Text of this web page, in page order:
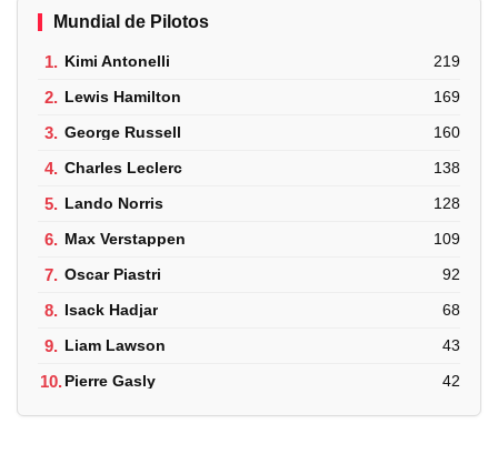
Mundial de Pilotos
1. Kimi Antonelli 219
2. Lewis Hamilton 169
3. George Russell 160
4. Charles Leclerc 138
5. Lando Norris 128
6. Max Verstappen 109
7. Oscar Piastri 92
8. Isack Hadjar 68
9. Liam Lawson 43
10.Pierre Gasly 42